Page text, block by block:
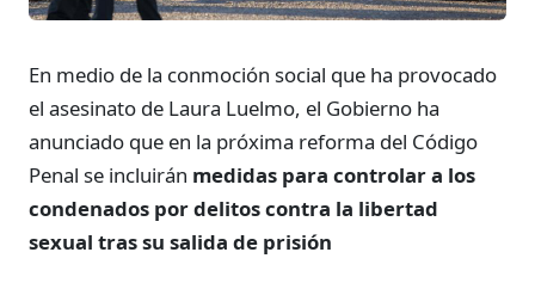
En medio de la conmoción social que ha provocado
el asesinato de Laura Luelmo, el Gobierno ha
anunciado que en la próxima reforma del Código
Penal se incluirán medidas para controlar a los
condenados por delitos contra la libertad
sexual tras su salida de prisión